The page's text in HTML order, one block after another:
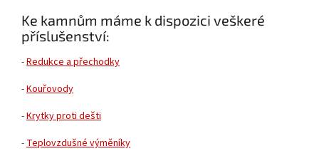
Ke kamnům máme k dispozici veškeré
příslušenství:
-Redukce a přechodky
-Kouřovody
-Krytky proti dešti
- Teplovzdušné výměníky